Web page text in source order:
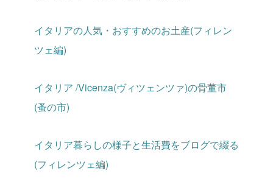
イタリアの人気・おすすめのお土産(フィレン
ツェ編)
イタリア /Vicenza(ヴィツェンツァ)の骨董市
(蚤の市)
イタリア暮らしの様子と生活費をブログで綴る
(フィレンツェ編)